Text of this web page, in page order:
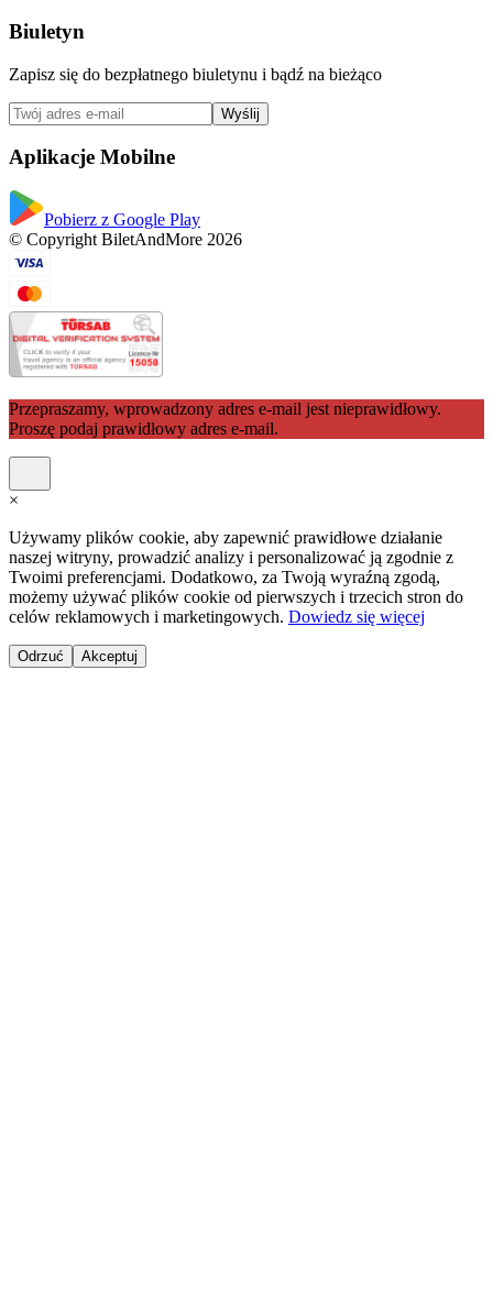
Biuletyn
Zapisz się do bezpłatnego biuletynu i bądź na bieżąco
Wyślij
Aplikacje Mobilne
Pobierz z Google Play
© Copyright BiletAndMore 2026
Przepraszamy, wprowadzony adres e-mail jest nieprawidłowy.
Proszę podaj prawidłowy adres e-mail.
×
Używamy plików cookie, aby zapewnić prawidłowe działanie
naszej witryny, prowadzić analizy i personalizować ją zgodnie z
Twoimi preferencjami. Dodatkowo, za Twoją wyraźną zgodą,
możemy używać plików cookie od pierwszych i trzecich stron do
celów reklamowych i marketingowych. Dowiedz się więcej
Odrzuć Akceptuj